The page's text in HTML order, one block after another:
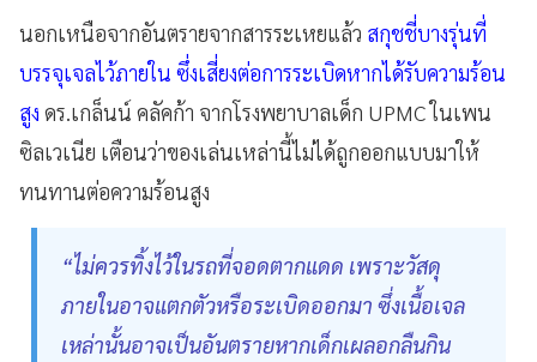
นอกเหนือจากอันตรายจากสารระเหยแล้ว สกุชชี่บางรุ่นที่
บรรจุเจลไว้ภายใน ซึ่งเสี่ยงต่อการระเบิดหากได้รับความร้อน
สูง ดร.เกล็นน์ คลัคก้า จากโรงพยาบาลเด็ก UPMC ในเพน
ซิลเวเนีย เตือนว่าของเล่นเหล่านี้ไม่ได้ถูกออกแบบมาให้
ทนทานต่อความร้อนสูง
“ไม่ควรทิ้งไว้ในรถที่จอดตากแดด เพราะวัสดุ
ภายในอาจแตกตัวหรือระเบิดออกมา ซึ่งเนื้อเจล
เหล่านั้นอาจเป็นอันตรายหากเด็กเผลอกลืนกิน